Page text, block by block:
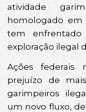
atividade
homologado em
tem enfrentado
exploração ilegal
Ações federais
prejuízo de
garimpeiros
um novo fluxo,